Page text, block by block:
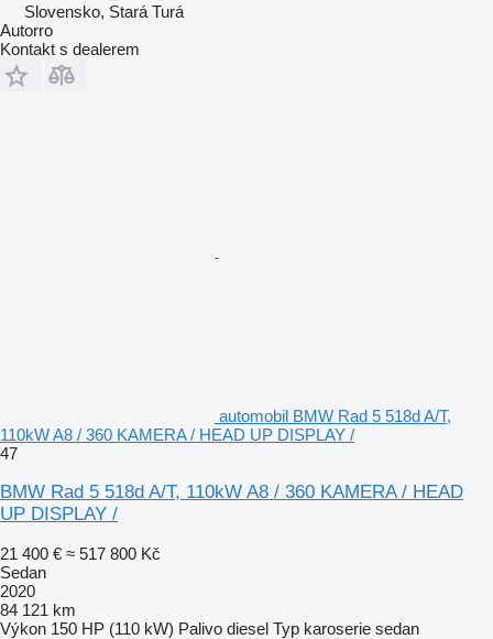
Slovensko, Stará Turá
Autorro
Kontakt s dealerem
automobil BMW Rad 5 518d A/T,
110kW A8 / 360 KAMERA / HEAD UP DISPLAY /
47
BMW Rad 5 518d A/T, 110kW A8 / 360 KAMERA / HEAD
UP DISPLAY /
21 400 € ≈ 517 800 Kč
Sedan
2020
84 121 km
Výkon 150 HP (110 kW) Palivo diesel Typ karoserie sedan